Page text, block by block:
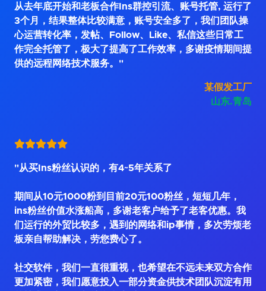
从去年底开始和老板合作Ins群控引流、账号托管, 运行了
3个月，结果整体比较满意，账号安全多了，我们团队操
心运营转化率，发帖、Follow、Like、私信这些日常工
作完全托管了，极大了提高了工作效率，多谢疫情期间提
供的远程网络技术服务。"
某假发工厂
山东.青岛
"从买Ins粉丝认识的，有4~5年关系了
期间从10元1000粉到目前20元100粉丝，短短几年，
ins粉丝价值水涨船高，多谢老客户给予了老客优惠。我
们运行的外贸比较多，遇到的网络和ip事情，多次劳烦老
板亲自帮助解决，劳您费心了。
社交软件，我们一直很重视，也希望在不远未来双方合作
更加紧密，我们愿意投入一部分资金供技术团队沉淀有用